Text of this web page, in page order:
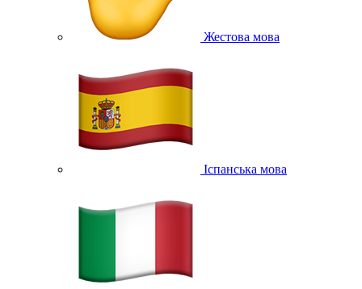
Жестова мова
Іспанська мова